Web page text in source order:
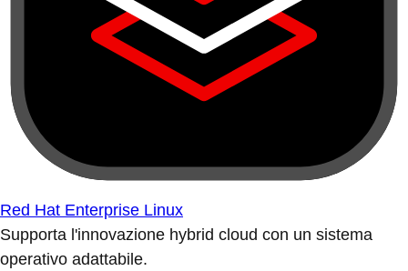
Red Hat Enterprise Linux
Supporta l'innovazione hybrid cloud con un sistema
operativo adattabile.